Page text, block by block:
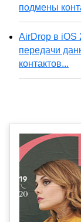
подмены
AirDrop в iOS
передачи
контактов...